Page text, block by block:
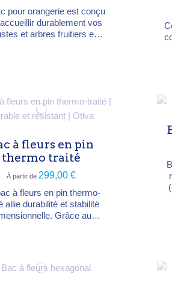
pour orangerie est conçu
durablement vos
et arbres fruitiers en
le sol. Caractéristiques
: Essence : Sapin
à fleurs en pin
thermo traité
À partir de 299,00 €
à fleurs en pin thermo-
allie durabilité et stabilité
Grâce au
sans ajout de produits
Caractéristiques